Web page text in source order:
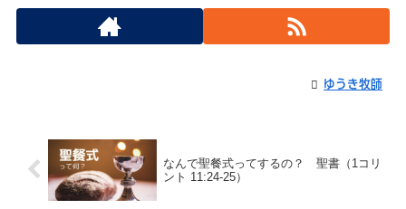
ゆうき牧師
なんで聖餐式ってするの？ 聖書（1コリ
ント 11:24-25）